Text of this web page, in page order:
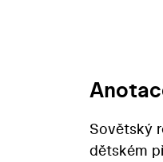
Sovětský
dětském